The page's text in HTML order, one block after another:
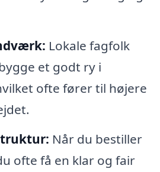
Lokale fagfolk
et godt ry i
ofte fører til højere
Når du bestiller
ofte få en klar og fair